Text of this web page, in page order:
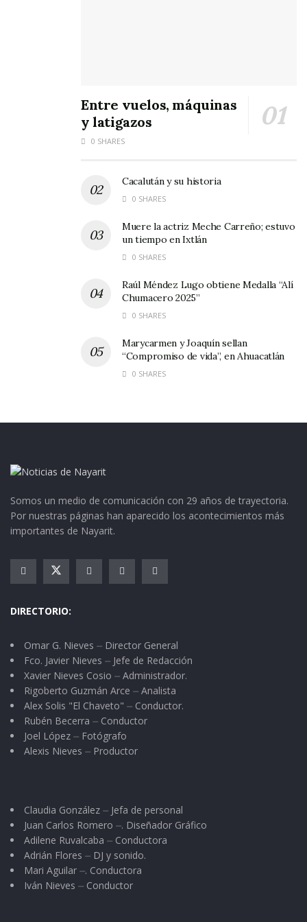
José Antonio Alvarado Valera.
Entre vuelos, máquinas
y latigazos
0 SHARES
Cacalután y su historia
0 SHARES
Muere la actriz Meche Carreño; estuvo
un tiempo en Ixtlán
0 SHARES
Raúl Méndez Lugo obtiene Medalla “Alí
Chumacero 2025”
0 SHARES
Marycarmen y Joaquín sellan
“Compromiso de vida”, en Ahuacatlán
0 SHARES
Somos un medio de comunicación con 29 años de trayectoria.
Por nuestras páginas han aparecido los acontecimientos más
importantes de Nayarit.
DIRECTORIO:
Omar G. Nieves ⏤ Director General
Fco. Javier Nieves ⏤ Jefe de Redacción
Xavier Nieves Cosio ⏤ Administrador.
Rigoberto Guzmán Arce ⏤ Analista
Alex Solis "El Chaveto" ⏤ Conductor.
Rubén Becerra ⏤ Conductor
Joel López ⏤ Fotógrafo
Alexis Nieves ⏤ Productor
Claudia González ⏤ Jefa de personal
Juan Carlos Romero ⏤. Diseñador Gráfico
Adilene Ruvalcaba ⏤ Conductora
Adrián Flores ⏤ DJ y sonido.
Mari Aguilar ⏤. Conductora
Iván Nieves ⏤ Conductor